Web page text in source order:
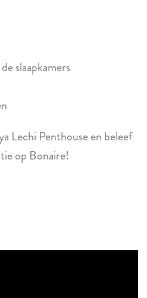
slaapkamers
Lechi Penthouse en beleef
op Bonaire!